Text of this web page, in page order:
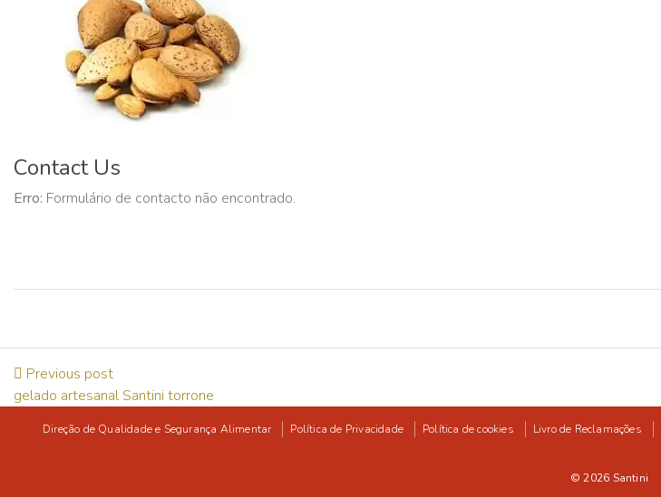
Contact Us
Erro: Formulário de contacto não encontrado.
Previous post
gelado artesanal Santini torrone
Direção de Qualidade e Segurança Alimentar Política de Privacidade Política de cookies Livro de Reclamações
© 2026 Santini